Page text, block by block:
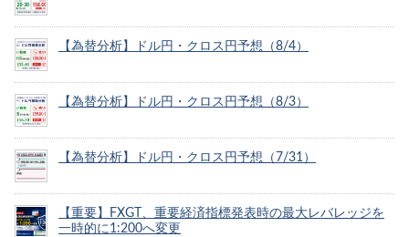
【為替分析】ドル円・クロス円予想（8/4）
【為替分析】ドル円・クロス円予想（8/3）
【為替分析】ドル円・クロス円予想（7/31）
【重要】FXGT、重要経済指標発表時の最大レバレッジを
一時的に1:200へ変更